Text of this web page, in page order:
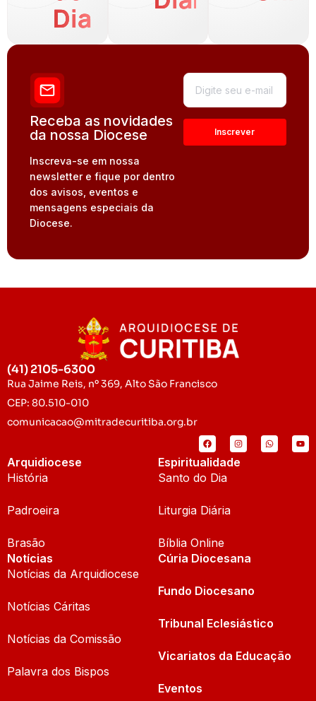
Dia
Receba as novidades
da nossa Diocese
Inscreva-se em nossa
newsletter e fique por dentro
dos avisos, eventos e
mensagens especiais da
Diocese.
(41) 2105-6300
Rua Jaime Reis, nº 369, Alto São Francisco
CEP: 80.510-010
comunicacao@mitradecuritiba.org.br
Arquidiocese
História
Padroeira
Brasão
Espiritualidade
Santo do Dia
Liturgia Diária
Bíblia Online
Notícias
Notícias da Arquidiocese
Notícias Cáritas
Notícias da Comissão
Palavra dos Bispos
Cúria Diocesana
Fundo Diocesano
Tribunal Eclesiástico
Vicariatos da Educação
Eventos